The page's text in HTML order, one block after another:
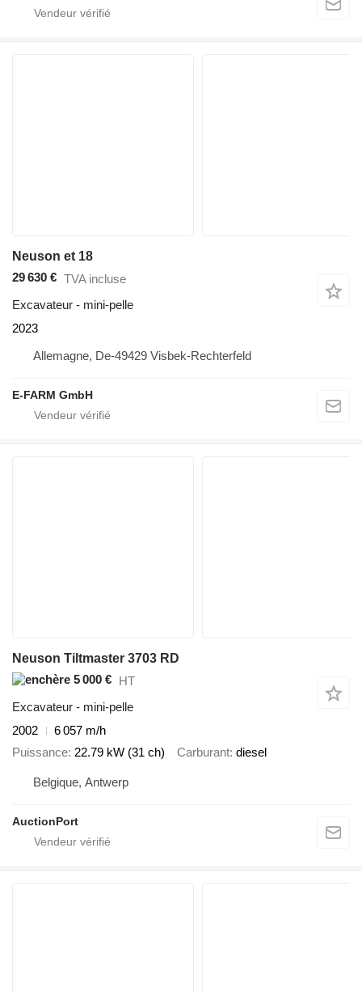
Neuson et 18
29 630 € TVA incluse
Excavateur - mini-pelle
2023
Allemagne, De-49429 Visbek-Rechterfeld
E-FARM GmbH
Neuson Tiltmaster 3703 RD
5 000 € HT
Excavateur - mini-pelle
2002
6 057 m/h
Puissance 22.79 kW (31 ch) Carburant diesel
Belgique, Antwerp
AuctionPort